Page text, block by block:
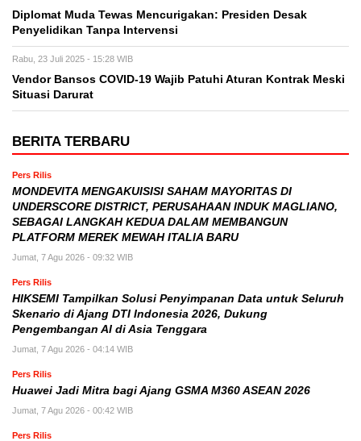
Diplomat Muda Tewas Mencurigakan: Presiden Desak
Penyelidikan Tanpa Intervensi
Rabu, 23 Juli 2025 - 15:28 WIB
Vendor Bansos COVID-19 Wajib Patuhi Aturan Kontrak Meski
Situasi Darurat
BERITA TERBARU
Pers Rilis
MONDEVITA MENGAKUISISI SAHAM MAYORITAS DI
UNDERSCORE DISTRICT, PERUSAHAAN INDUK MAGLIANO,
SEBAGAI LANGKAH KEDUA DALAM MEMBANGUN
PLATFORM MEREK MEWAH ITALIA BARU
Jumat, 7 Agu 2026 - 09:32 WIB
Pers Rilis
HIKSEMI Tampilkan Solusi Penyimpanan Data untuk Seluruh
Skenario di Ajang DTI Indonesia 2026, Dukung
Pengembangan AI di Asia Tenggara
Jumat, 7 Agu 2026 - 04:14 WIB
Pers Rilis
Huawei Jadi Mitra bagi Ajang GSMA M360 ASEAN 2026
Jumat, 7 Agu 2026 - 00:42 WIB
Pers Rilis